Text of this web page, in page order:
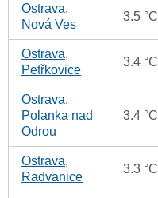
Ostrava,
Nová Ves
3.5 °C
Ostrava,
Petřkovice
3.4 °C
Ostrava,
Polanka nad
Odrou
3.4 °C
Ostrava,
Radvanice
3.3 °C